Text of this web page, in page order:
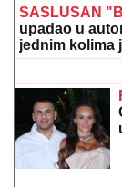
SASLUŠAN
upadao u
jednim kolima